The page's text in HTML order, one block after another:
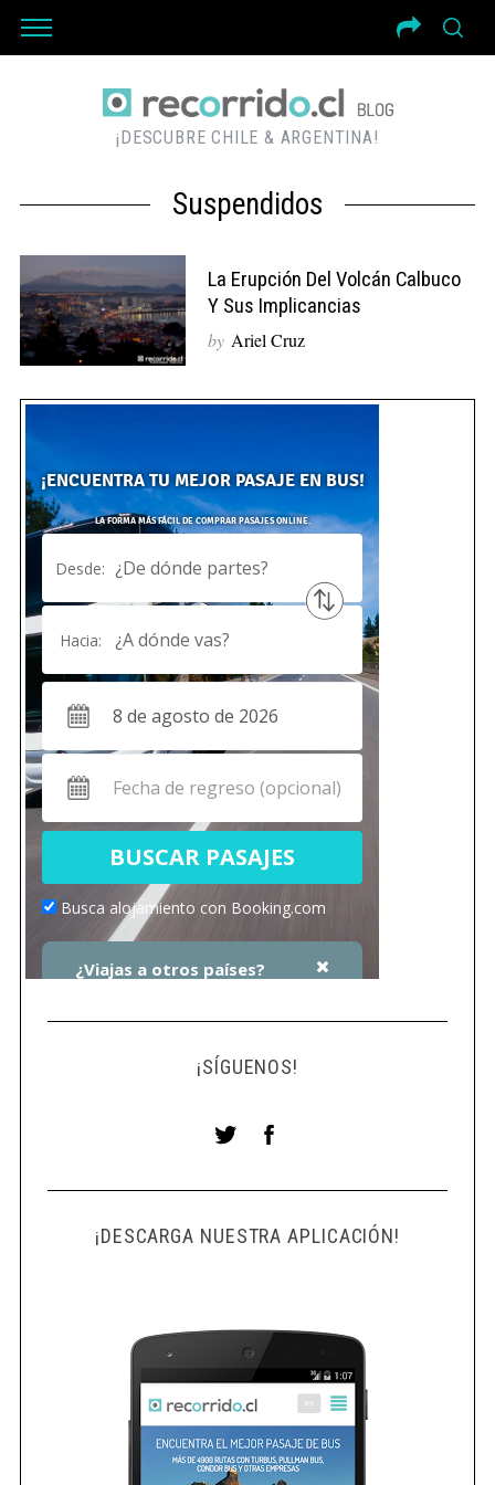
¡DESCUBRE CHILE & ARGENTINA!
Suspendidos
La Erupción Del Volcán Calbuco
Y Sus Implicancias
by Ariel Cruz
¡SÍGUENOS!
¡DESCARGA NUESTRA APLICACIÓN!